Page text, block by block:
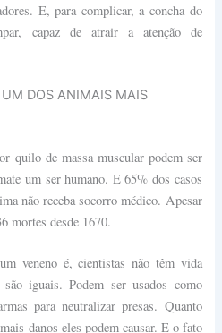
E, para complicar, a concha do
capaz de atrair a atenção de
DOS ANIMAIS MAIS
quilo de massa muscular podem ser
um ser humano. E 65% dos casos
não receba socorro médico. Apesar
mortes desde 1670.
veneno é, cientistas não têm vida
iguais. Podem ser usados como
para neutralizar presas. Quanto
danos eles podem causar. E o fato